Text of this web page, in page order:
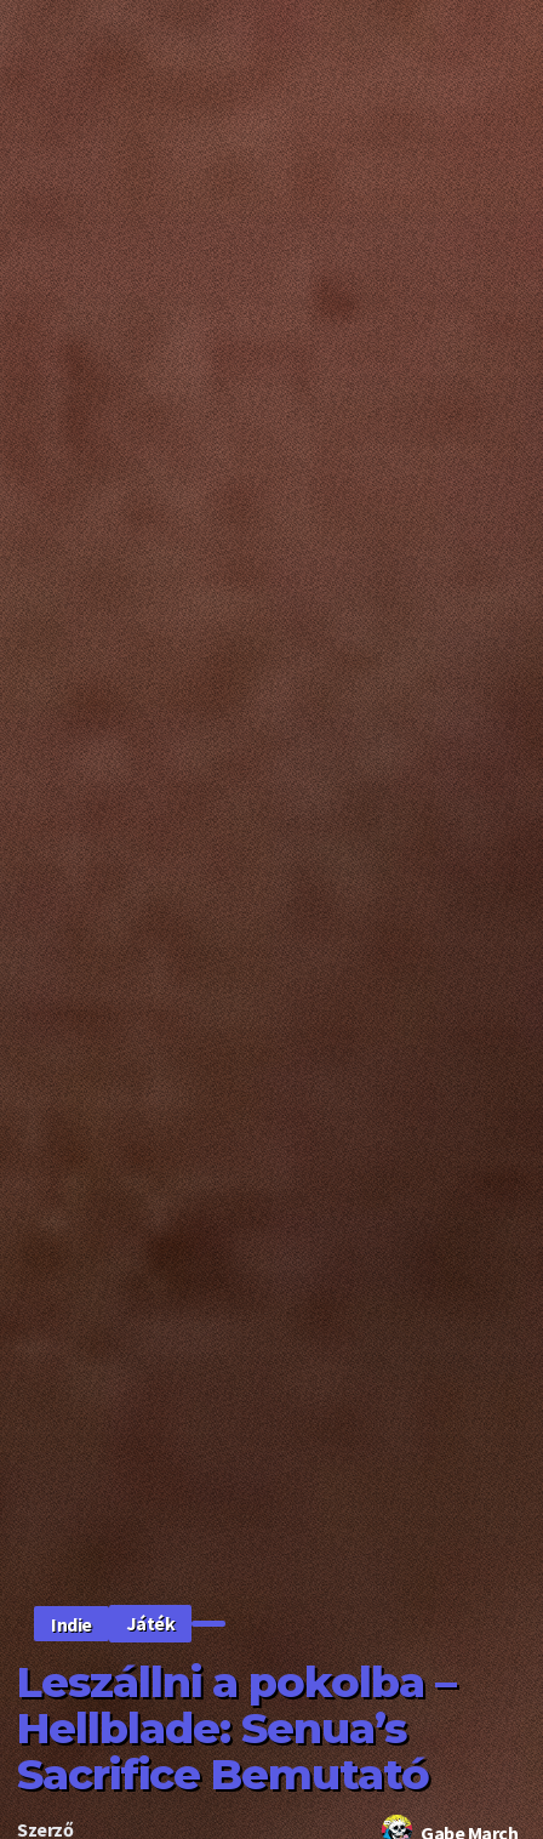
Indie Játék
Leszállni a pokolba –
Hellblade: Senua’s
Sacrifice Bemutató
Szerző
Gabe March